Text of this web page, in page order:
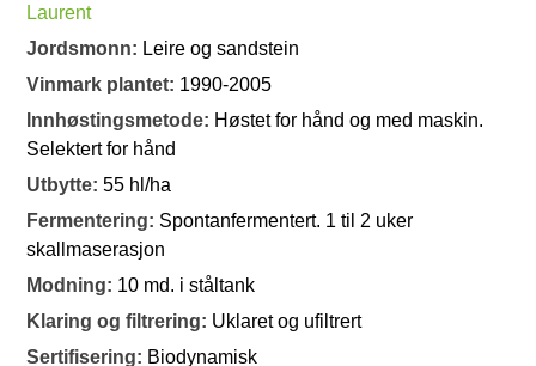
Laurent
Jordsmonn: Leire og sandstein
Vinmark plantet: 1990-2005
Innhøstingsmetode: Høstet for hånd og med maskin.
Selektert for hånd
Utbytte:55 hl/ha
Fermentering: Spontanfermentert. 1 til 2 uker
skallmaserasjon
Modning: 10 md. i ståltank
Klaring og filtrering: Uklaret og ufiltrert
Sertifisering: Biodynamisk